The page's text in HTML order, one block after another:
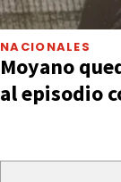
NACIONALES
Moyano
al episodio